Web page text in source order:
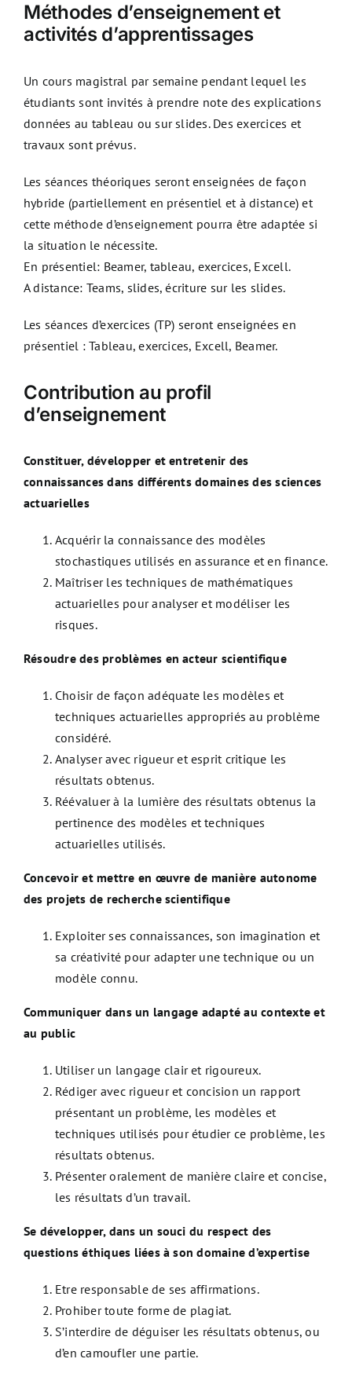
Méthodes d’enseignement et
activités d’apprentissages
Un cours magistral par semaine pendant lequel les
étudiants sont invités à prendre note des explications
données au tableau ou sur slides. Des exercices et
travaux sont prévus.
Les séances théoriques seront enseignées de façon
hybride (partiellement en présentiel et à distance) et
cette méthode d’enseignement pourra être adaptée si
la situation le nécessite.
En présentiel: Beamer, tableau, exercices, Excell.
A distance: Teams, slides, écriture sur les slides.
Les séances d’exercices (TP) seront enseignées en
présentiel : Tableau, exercices, Excell, Beamer.
Contribution au profil
d’enseignement
Constituer, développer et entretenir des
connaissances dans différents domaines des sciences
actuarielles
Acquérir la connaissance des modèles
stochastiques utilisés en assurance et en finance.
Maîtriser les techniques de mathématiques
actuarielles pour analyser et modéliser les
risques.
Résoudre des problèmes en acteur scientifique
Choisir de façon adéquate les modèles et
techniques actuarielles appropriés au problème
considéré.
Analyser avec rigueur et esprit critique les
résultats obtenus.
Réévaluer à la lumière des résultats obtenus la
pertinence des modèles et techniques
actuarielles utilisés.
Concevoir et mettre en œuvre de manière autonome
des projets de recherche scientifique
Exploiter ses connaissances, son imagination et
sa créativité pour adapter une technique ou un
modèle connu.
Communiquer dans un langage adapté au contexte et
au public
Utiliser un langage clair et rigoureux.
Rédiger avec rigueur et concision un rapport
présentant un problème, les modèles et
techniques utilisés pour étudier ce problème, les
résultats obtenus.
Présenter oralement de manière claire et concise,
les résultats d’un travail.
Se développer, dans un souci du respect des
questions éthiques liées à son domaine d’expertise
Etre responsable de ses affirmations.
Prohiber toute forme de plagiat.
S’interdire de déguiser les résultats obtenus, ou
d’en camoufler une partie.